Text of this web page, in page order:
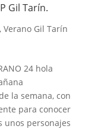
Gil Tarín.
, Verano Gil Tarín
24 hola
la semana, con
para conocer
unos personajes